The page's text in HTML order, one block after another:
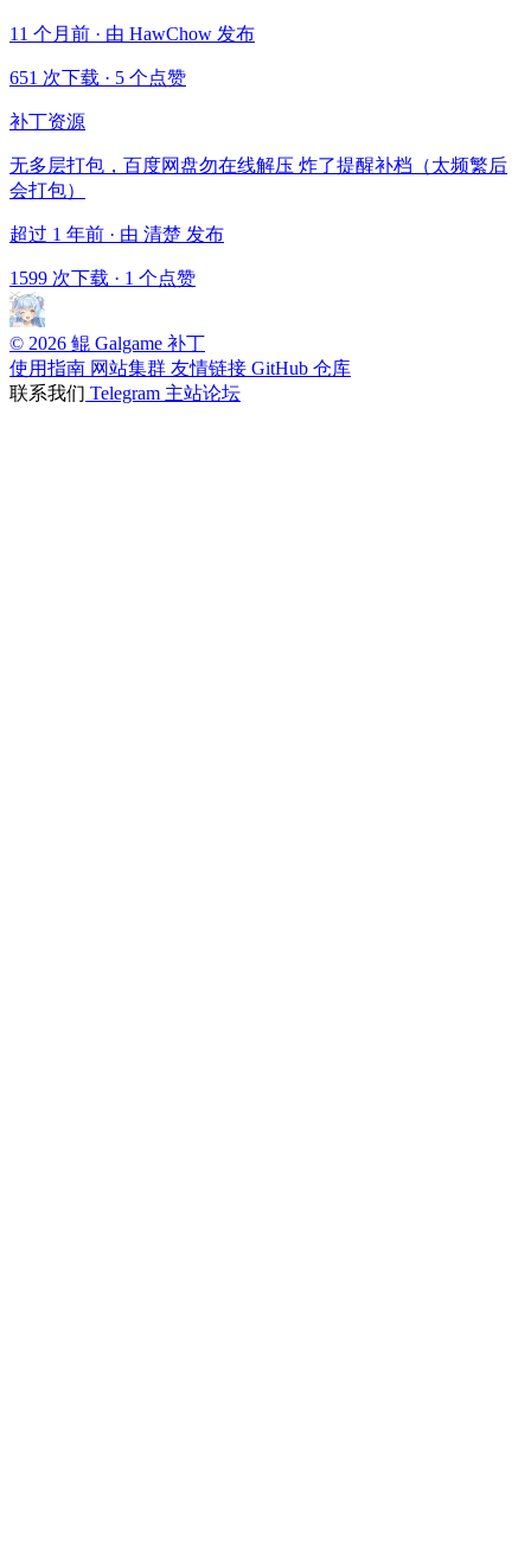
11 个月前 · 由 HawChow 发布
651 次下载 · 5 个点赞
补丁资源
无多层打包，百度网盘勿在线解压 炸了提醒补档（太频繁后
会打包）
超过 1 年前 · 由 清楚 发布
1599 次下载 · 1 个点赞
© 2026 鲲 Galgame 补丁
使用指南 网站集群 友情链接 GitHub 仓库
联系我们 Telegram 主站论坛